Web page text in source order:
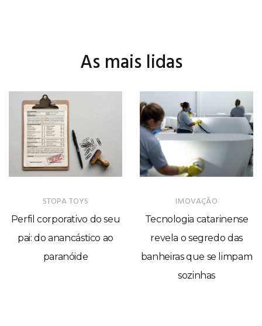
As mais lidas
STOPA TOYS
Perfil corporativo do seu
pai: do anancástico ao
paranóide
IMOVAÇÃO
Tecnologia catarinense
revela o segredo das
banheiras que se limpam
sozinhas